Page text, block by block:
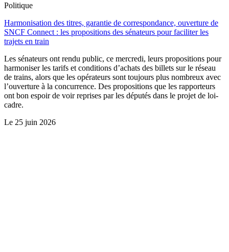
Politique
Harmonisation des titres, garantie de correspondance, ouverture de
SNCF Connect : les propositions des sénateurs pour faciliter les
trajets en train
Les sénateurs ont rendu public, ce mercredi, leurs propositions pour
harmoniser les tarifs et conditions d’achats des billets sur le réseau
de trains, alors que les opérateurs sont toujours plus nombreux avec
l’ouverture à la concurrence. Des propositions que les rapporteurs
ont bon espoir de voir reprises par les députés dans le projet de loi-
cadre.
Le 25 juin 2026